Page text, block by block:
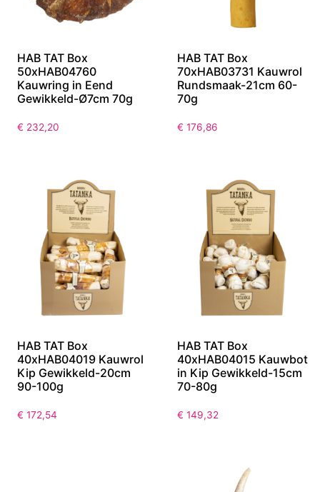
HAB TAT Box
50xHAB04760
Kauwring in Eend
Gewikkeld-Ø7cm 70g
€ 232,20
HAB TAT Box
70xHAB03731 Kauwrol
Rundsmaak-21cm 60-
70g
€ 176,86
HAB TAT Box
40xHAB04019 Kauwrol
Kip Gewikkeld-20cm
90-100g
€ 172,54
HAB TAT Box
40xHAB04015 Kauwbot
in Kip Gewikkeld-15cm
70-80g
€ 149,32